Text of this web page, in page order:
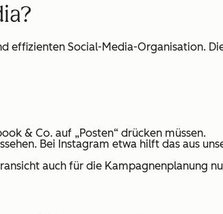
effizienten Social-Media-Organisation.
& Co. auf „Posten“ drücken müssen.
Bei Instagram etwa hilft das aus
auch für die Kampagnenplanung